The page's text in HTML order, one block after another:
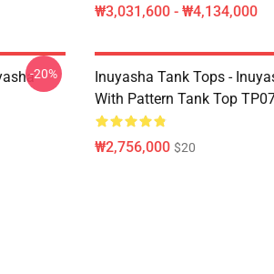
₩3,031,600 - ₩4,134,000
-20%
Inuyasha Tank Tops -
With Pattern Tank Top
₩2,756,000 $20